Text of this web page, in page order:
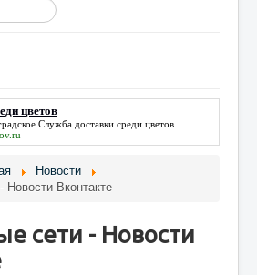
в Балезино Новости
цветов
Служба доставки среди цветов
Новости
Вконтакте
сети - Новости